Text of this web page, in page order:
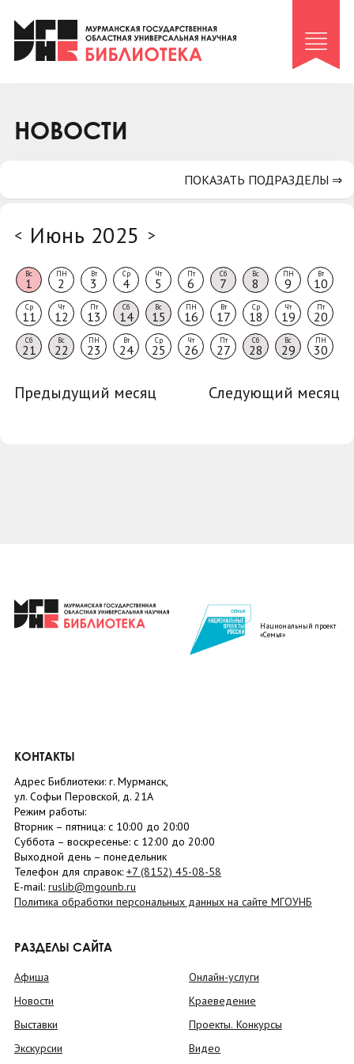
Клуб «Гиря и сельдерей»
Клуб «Семейный архив»
Коллегам
НОВОСТИ
< Июнь 2025 >
Вс
1
ПН
2
Вт
3
Ср
4
Чт
5
Пт
6
Сб
7
Вс
8
ПН
9
Вт
10
Ср
11
Чт
12
Пт
13
Сб
14
Вс
15
ПН
16
Вт
17
Ср
18
Чт
19
Пт
20
Сб
21
Вс
22
ПН
23
Вт
24
Ср
25
Чт
26
Пт
27
Сб
28
Вс
29
ПН
30
Предыдущий месяц Следующий месяц
ПОКАЗАТЬ ПОДРАЗДЕЛЫ ⇒
Национальный проект
«Семья»
КОНТАКТЫ
Адрес Библиотеки: г. Мурманск,
ул. Софьи Перовской, д. 21А
Режим работы:
Вторник – пятница: с 10:00 до 20:00
Суббота – воскресенье: c 12:00 до 20:00
Выходной день – понедельник
Телефон для справок: +7 (8152) 45-08-58
E-mail: ruslib@mgounb.ru
Политика обработки персональных данных на сайте МГОУНБ
РАЗДЕЛЫ САЙТА
Афиша
Новости
Выставки
Экскурсии
Онлайн-услуги
Краеведение
Проекты. Конкурсы
Видео